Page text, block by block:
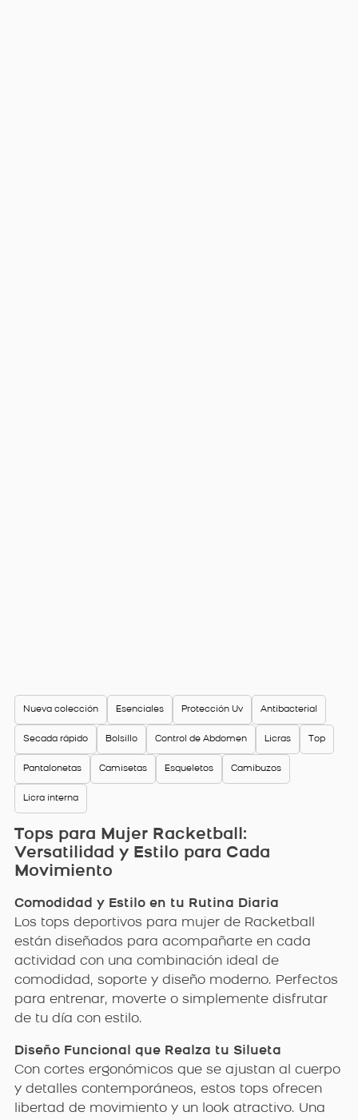
Nueva colección Esenciales Protección Uv Antibacterial
Secada rápido Bolsillo Control de Abdomen Licras Top
Pantalonetas Camisetas Esqueletos Camibuzos
Licra interna
Tops para Mujer Racketball:
Versatilidad y Estilo para Cada
Movimiento
Comodidad y Estilo en tu Rutina Diaria
Los tops deportivos para mujer de Racketball
están diseñados para acompañarte en cada
actividad con una combinación ideal de
comodidad, soporte y diseño moderno. Perfectos
para entrenar, moverte o simplemente disfrutar
de tu día con estilo.
Diseño Funcional que Realza tu Silueta
Con cortes ergonómicos que se ajustan al cuerpo
y detalles contemporáneos, estos tops ofrecen
libertad de movimiento y un look atractivo. Una